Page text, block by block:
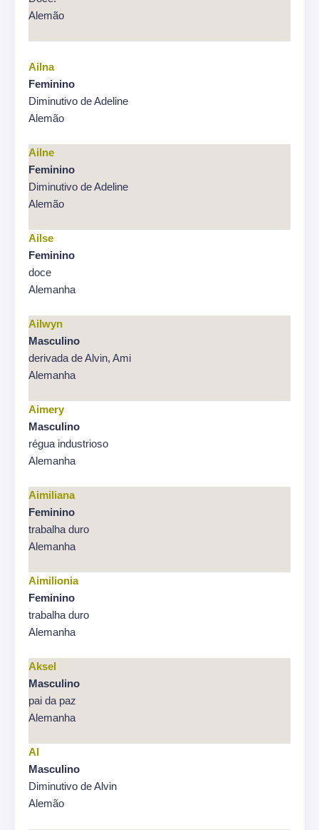
Alemão
Ailna
Feminino
Diminutivo de Adeline
Alemão
Ailne
Feminino
Diminutivo de Adeline
Alemão
Ailse
Feminino
doce
Alemanha
Ailwyn
Masculino
derivada de Alvin, Ami
Alemanha
Aimery
Masculino
régua industrioso
Alemanha
Aimiliana
Feminino
trabalha duro
Alemanha
Aimilionia
Feminino
trabalha duro
Alemanha
Aksel
Masculino
pai da paz
Alemanha
Al
Masculino
Diminutivo de Alvin
Alemão